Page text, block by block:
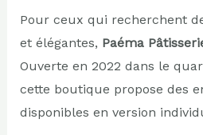
Pour ceux qui recherchent
et élégantes, Paéma
Ouverte en 2022 dans le
cette boutique propose des
disponibles en version